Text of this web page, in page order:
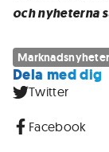
och nyheterna
Marknadsnyheter
Dela med dig
Twitter
Facebook